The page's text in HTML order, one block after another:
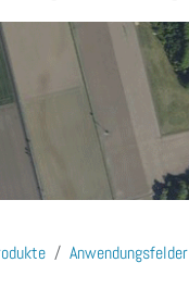
Anwendungsfelder